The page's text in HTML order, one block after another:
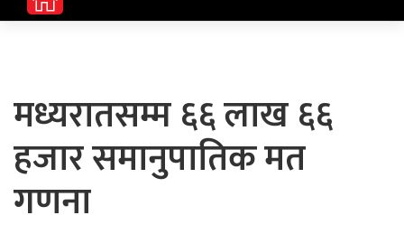
मध्यरातसम्म ६६ लाख ६६
हजार समानुपातिक मत
गणना